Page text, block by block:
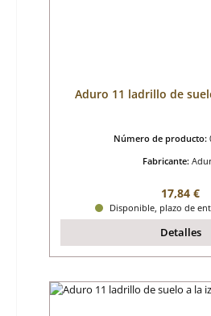
Aduro 11 ladrillo de
Número de producto:
Fabricante:
Precio
17,84 €
Disponible, plazo de
Detalles